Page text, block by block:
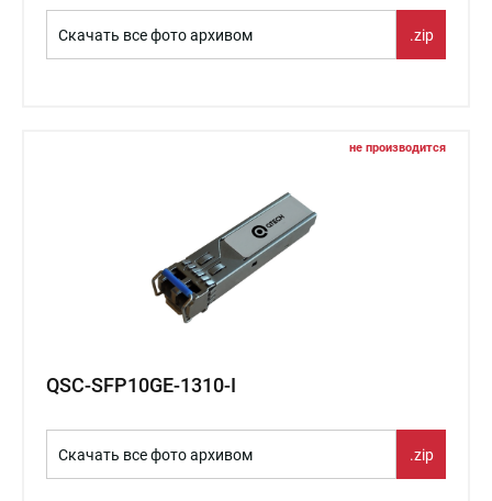
Скачать все фото архивом .zip
не производится
QSC-SFP10GE-1310-I
Скачать все фото архивом .zip